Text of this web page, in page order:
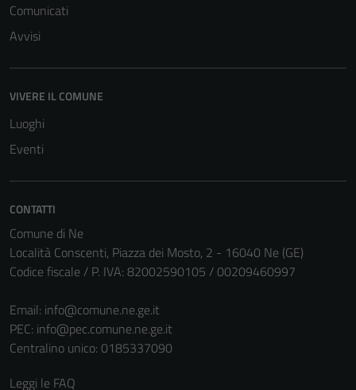
Comunicati
Avvisi
VIVERE IL COMUNE
Luoghi
Eventi
CONTATTI
Comune di Ne
Località Conscenti, Piazza dei Mosto, 2 - 16040 Ne (GE)
Codice fiscale / P. IVA: 82002590105 / 00209460997
Email: info@comune.ne.ge.it
PEC: info@pec.comune.ne.ge.it
Centralino unico: 0185337090
Leggi le FAQ
Questi cookie
sono necessari